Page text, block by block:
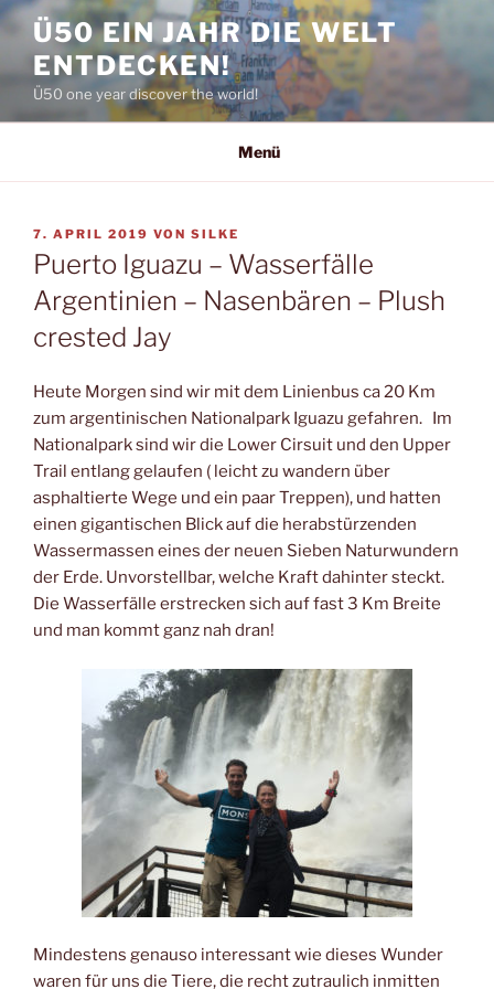
Zum
Inhalt
springen
Ü50 EIN JAHR DIE WELT
ENTDECKEN!
Ü50 one year discover the world!
Menü
VERÖFFENTLICHT
AM
7. APRIL 2019 VON SILKE
Puerto Iguazu – Wasserfälle
Argentinien – Nasenbären – Plush
crested Jay
Heute Morgen sind wir mit dem Linienbus ca 20 Km
zum argentinischen Nationalpark Iguazu gefahren. Im
Nationalpark sind wir die Lower Cirsuit und den Upper
Trail entlang gelaufen ( leicht zu wandern über
asphaltierte Wege und ein paar Treppen), und hatten
einen gigantischen Blick auf die herabstürzenden
Wassermassen eines der neuen Sieben Naturwundern
der Erde. Unvorstellbar, welche Kraft dahinter steckt.
Die Wasserfälle erstrecken sich auf fast 3 Km Breite
und man kommt ganz nah dran!
Mindestens genauso interessant wie dieses Wunder
waren für uns die Tiere, die recht zutraulich inmitten